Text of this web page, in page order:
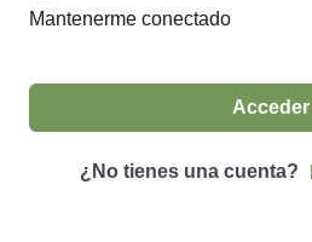
Mantenerme conectado
Acceder
¿No tienes una cuenta?